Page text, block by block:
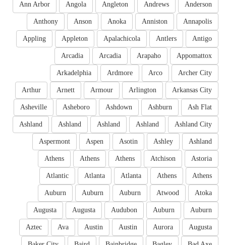
Anderson
Andrews
Angleton
Angola
Ann Arbor
Annapolis
Anniston
Anoka
Anson
Anthony
Antigo
Antlers
Apalachicola
Appleton
Appling
Appomattox
Arapaho
Arcadia
Arcadia
Archer City
Arco
Ardmore
Arkadelphia
Arkansas City
Arlington
Armour
Arnett
Arthur
Ash Flat
Ashburn
Ashdown
Asheboro
Asheville
Ashland City
Ashland
Ashland
Ashland
Ashland
Ashland
Ashley
Asotin
Aspen
Aspermont
Astoria
Atchison
Athens
Athens
Athens
Athens
Athens
Atlanta
Atlanta
Atlantic
Atoka
Atwood
Auburn
Auburn
Auburn
Auburn
Auburn
Audubon
Augusta
Augusta
Augusta
Aurora
Austin
Austin
Ava
Aztec